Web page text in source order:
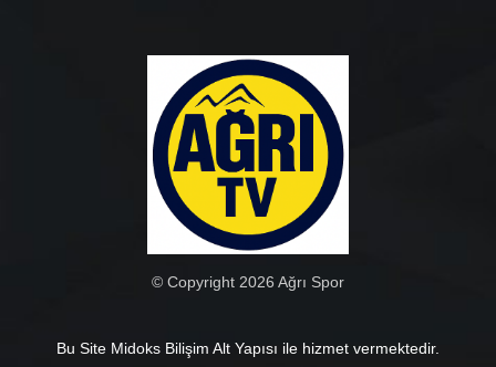
© Copyright 2026 Ağrı Spor
Bu Site Midoks Bilişim Alt Yapısı ile hizmet vermektedir.